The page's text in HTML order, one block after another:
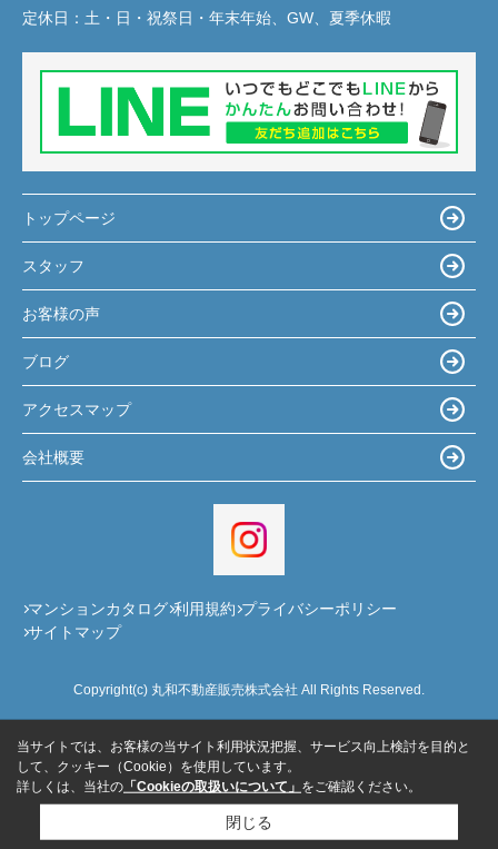
定休日： 土・日・祝祭日・年末年始、GW、夏季休暇
トップページ
スタッフ
お客様の声
ブログ
アクセスマップ
会社概要
マンションカタログ 利用規約 プライバシーポリシー
サイトマップ
Copyright(c) 丸和不動産販売株式会社 All Rights Reserved.
当サイトでは、お客様の当サイト利用状況把握、サービス向上検討を目的と
して、クッキー（Cookie）を使用しています。
詳しくは、当社の 「Cookieの取扱いについて」 をご確認ください。
閉じる